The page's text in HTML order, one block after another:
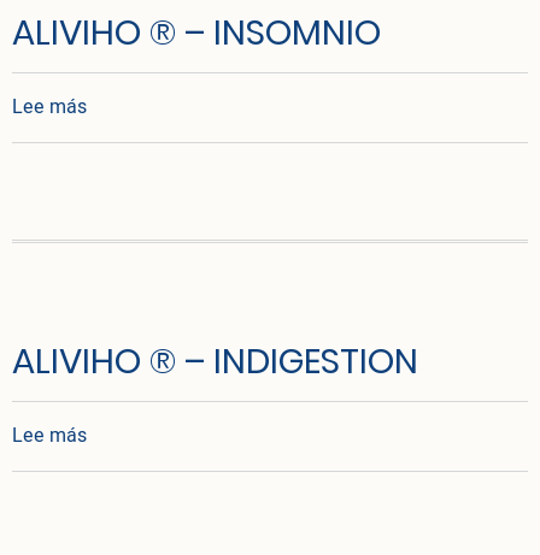
ALIVIHO ® – INSOMNIO
Lee mássobre ALIVIHO ® – INSOMNIO
ALIVIHO ® – INDIGESTION
Lee mássobre ALIVIHO ® – INDIGESTION